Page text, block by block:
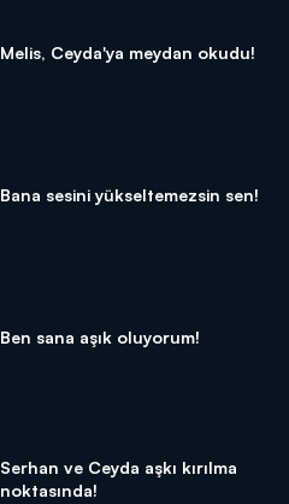
Melis, Ceyda'ya meydan okudu!
Bana sesini yükseltemezsin sen!
Ben sana aşık oluyorum!
Serhan ve Ceyda aşkı kırılma
noktasında!